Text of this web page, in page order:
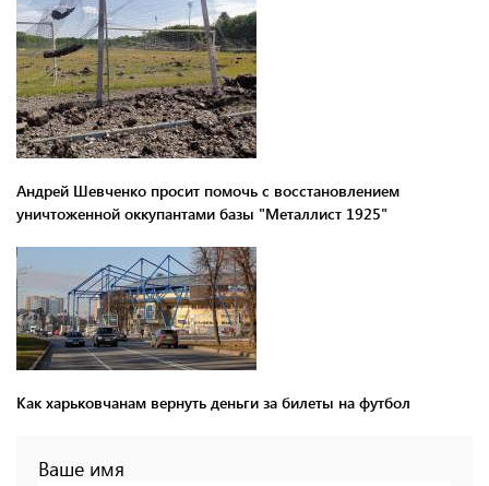
Андрей Шевченко просит помочь с восстановлением
уничтоженной оккупантами базы "Металлист 1925"
Как харьковчанам вернуть деньги за билеты на футбол
Ваше имя